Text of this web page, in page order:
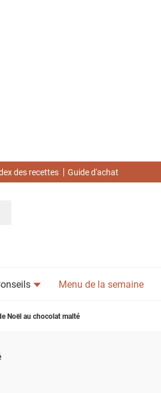
des recettes Guide d'achat
Menu de la semaine
Noël au chocolat malté